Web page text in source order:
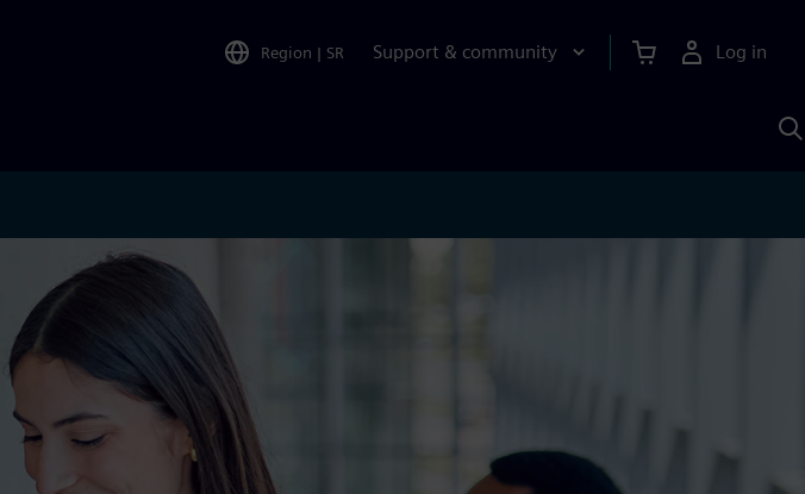
Region | SR Support & community Log in